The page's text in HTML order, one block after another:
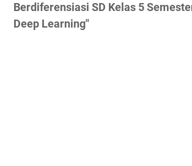
Berdiferensiasi SD Kelas 5
Deep Learning"